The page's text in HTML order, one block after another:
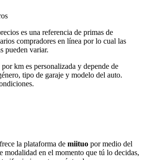
es una referencia de primas de
compradores en línea por lo cual las
pueden variar.
km es personalizada y depende de
tipo de garaje y modelo del auto.
la plataforma de miituo por medio del
modalidad en el momento que tú lo decidas,